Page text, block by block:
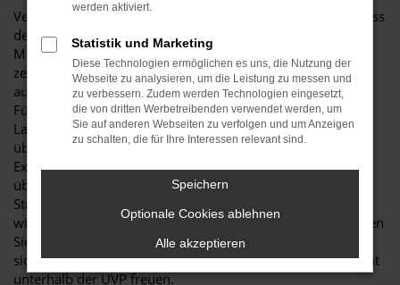
Vergleichstest und Erfahrungsberichte zeigen eindeutig, dass
der VW T7 Multivan ein erstklassiges Fahrzeug ist. Für Ihre
Mobilität in Fürth ist das Modell perfekt geeignet und
zeichnet sich sowohl durch seine Verarbeitungsqualität als
auch die vielen Extras aus. Nicht nur im Stadtverkehr in
Fürth ist der VW T7 Multivan die beste Wahl: auch auf
Landstraße und Autobahn erweist sich das Modell als
überzeugend. Bei Auto Niedermayer verstehen wir uns als
Experten rund um den VW T7 Multivan und haben – im
übertragenen Sinne – bereits zahlreiche Modelle auf die
Straßen von Fürth geschickt. Als Familienbetrieb verfügen
wir über eine Erfahrung von mehr als 40 Jahren und beraten
Sie gerne fair und kompetent. Darüber hinaus dürfen Sie
sich auf durch und durch attraktive Preise bis zu 40 Prozent
unterhalb der UVP freuen.
werden aktiviert.
Statistik und Marketing
Diese Technologien ermöglichen es uns, die Nutzung der
Webseite zu analysieren, um die Leistung zu messen und
zu verbessern. Zudem werden Technologien eingesetzt,
die von dritten Werbetreibenden verwendet werden, um
Sie auf anderen Webseiten zu verfolgen und um Anzeigen
zu schalten, die für Ihre Interessen relevant sind.
Speichern
Optionale Cookies ablehnen
Alle akzeptieren